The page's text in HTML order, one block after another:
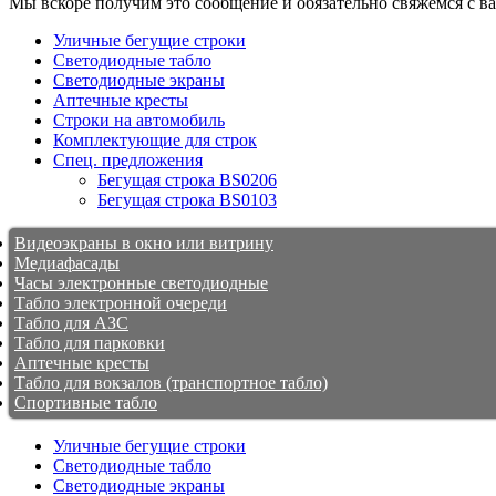
Уличные бегущие строки
Светодиодные табло
Светодиодные экраны
Аптечные кресты
Строки на автомобиль
Комплектующие для строк
Спец. предложения
Бегущая строка BS0206
Бегущая строка BS0103
Видеоэкраны в окно или витрину
Медиафасады
Часы электронные светодиодные
Табло электронной очереди
Табло для АЗС
Табло для парковки
Аптечные кресты
Табло для вокзалов (транспортное табло)
Спортивные табло
Уличные бегущие строки
Светодиодные табло
Светодиодные экраны